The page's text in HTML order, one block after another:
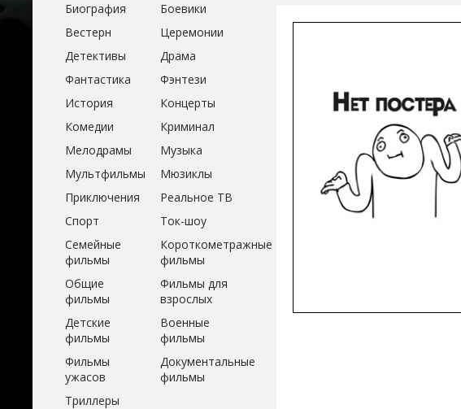
Биография
Боевики
Вестерн
Церемонии
Детективы
Драма
Фантастика
Фэнтези
История
Концерты
Комедии
Криминал
Мелодрамы
Музыка
Мультфильмы
Мюзиклы
Приключения
Реальное ТВ
Спорт
Ток-шоу
Семейные
фильмы
Короткометражные
фильмы
Общие
фильмы
Фильмы для
взрослых
Детские
фильмы
Военные
фильмы
Фильмы
ужасов
Документальные
фильмы
Триллеры